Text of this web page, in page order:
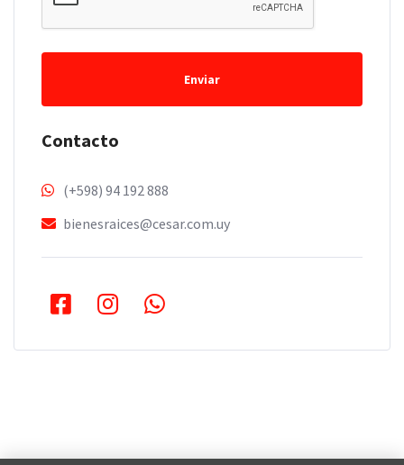
Enviar
Contacto
(+598) 94 192 888
bienesraices@cesar.com.uy